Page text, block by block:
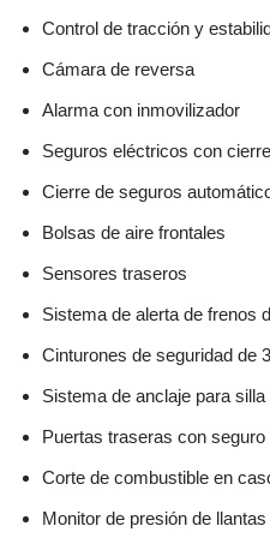
Control de tracción y
Cámara de reversa
Alarma con inmovilizador
Seguros eléctricos con
Cierre de seguros
Bolsas de aire frontales
Sensores traseros
Sistema de alerta de frenos
Cinturones de seguridad de
Sistema de anclaje para
Puertas traseras con seguro
Corte de combustible en
Monitor de presión de